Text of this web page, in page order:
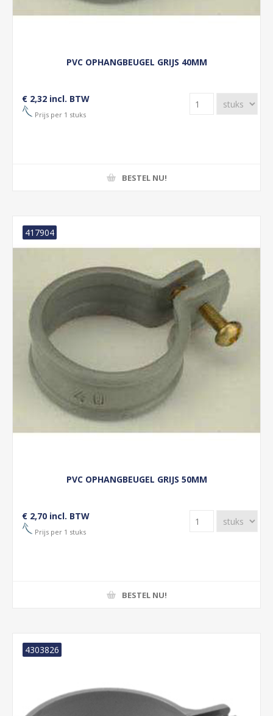
PVC OPHANGBEUGEL GRIJS 40MM
€ 2,32 incl. BTW
Prijs per 1 stuks
BESTEL NU!
PVC OPHANGBEUGEL GRIJS 50MM
417904
€ 2,70 incl. BTW
Prijs per 1 stuks
BESTEL NU!
4303826